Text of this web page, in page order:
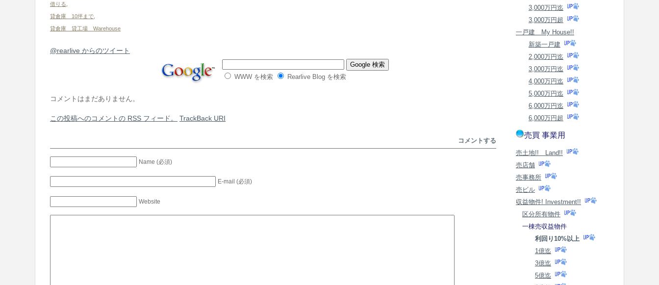
借りる
貸倉庫 10坪まで
貸倉庫 貸工場 Warehouse
@rearlive からのツイート
WWW を検索 Rearlive Blog を検索
コメントはまだありません。
この投稿へのコメントの RSS フィード。 TrackBack URI
コメントする
Name (必須)
E-mail (必須)
Website
3,000万円迄
3,000万円超
一戸建 My House!!
新築一戸建
2,000万円迄
3,000万円迄
4,000万円迄
5,000万円迄
6,000万円迄
6,000万円超
売買 事業用
売土地!! Land!!
売店舗
売事務所
売ビル
収益物件! Investment!!
区分所有物件
一棟売収益物件
利回り10%以上
1億迄
3億迄
5億迄